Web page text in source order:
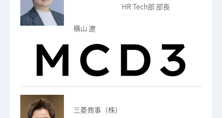
HR Tech部 部長
横山 遼
三菱商事（株）